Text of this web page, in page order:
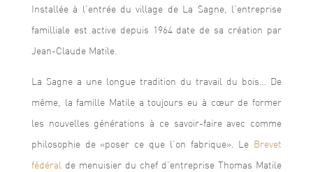
Installée à l’entrée du village de La Sagne, l’entreprise
familliale est active depuis 1964 date de sa création par
Jean-Claude Matile.
La Sagne a une longue tradition du travail du bois… De
même, la famille Matile a toujours eu à cœur de former
les nouvelles générations à ce savoir-faire avec comme
philosophie de «poser ce que l’on fabrique». Le Brevet
fédéral de menuisier du chef d’entreprise Thomas Matile